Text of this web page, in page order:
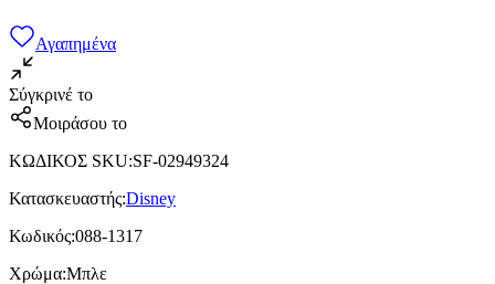
Αγαπημένα
Σύγκρινέ το
Μοιράσου το
ΚΩΔΙΚΟΣ SKU:SF-02949324
Κατασκευαστής:Disney
Κωδικός:088-1317
Χρώμα:Μπλε